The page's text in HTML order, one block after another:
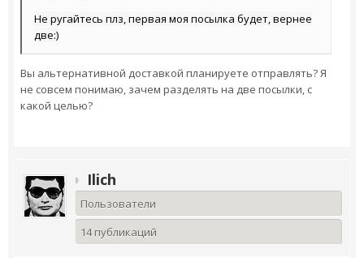
Не ругайтесь плз, первая моя посылка будет, вернее
две:)
Вы альтернативной доставкой планируете отправлять? Я
не совсем понимаю, зачем разделять на две посылки, с
какой целью?
Ilich
Пользователи
14 публикаций